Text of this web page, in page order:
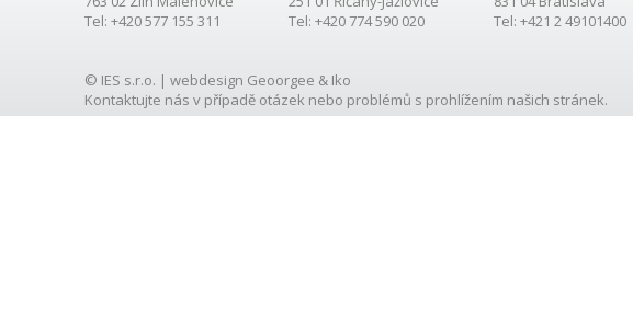
Tel: +420 577 155 311
Tel: +420 774 590 020
Tel: +421 2 49101400
© IES s.r.o. | webdesign Geoorgee & Iko
Kontaktujte nás v případě otázek nebo problémů s prohlížením našich stránek.